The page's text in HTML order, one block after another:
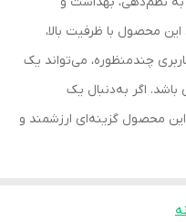
محصول با ظرفیت بالا،
چندمنظوره، می‌تواند یک
باشد. اگر به‌دنبال یک
محصول گزینه‌ای ارزشمند و